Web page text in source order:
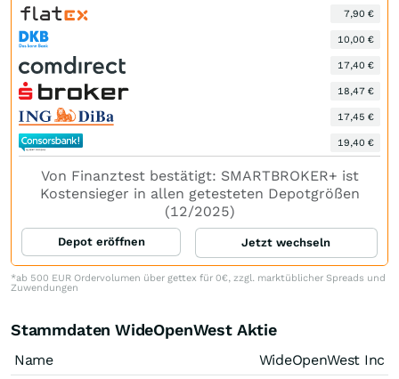
7,90 €
10,00 €
17,40 €
18,47 €
17,45 €
19,40 €
Von Finanztest bestätigt: SMARTBROKER+ ist
Kostensieger in allen getesteten Depotgrößen
(12/2025)
Depot eröffnen Jetzt wechseln
*ab 500 EUR Ordervolumen über gettex für 0€, zzgl. marktüblicher Spreads und
Zuwendungen
Stammdaten WideOpenWest Aktie
Name
WideOpenWest Inc